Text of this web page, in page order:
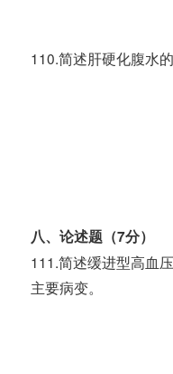
110.简述肝硬化腹水的
八、论述题（7分）
111.简述缓进型高血
主要病变。